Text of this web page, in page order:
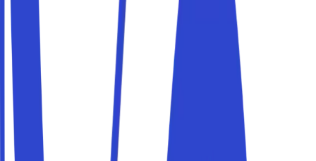
Lass das Auto stehen und entdecke San
Fruttuoso e Portofino in battello
Camogli ist der ideale Ausgangspunkt, um San Fruttuoso
e Portofino in battello zu erkunden. Parke dein Auto
sicher mit Parkito und mach weiter, ohne dir über Verkehr
oder knappe Parkplätze Gedanken zu machen.
Die besten Parkplätze in Camogli